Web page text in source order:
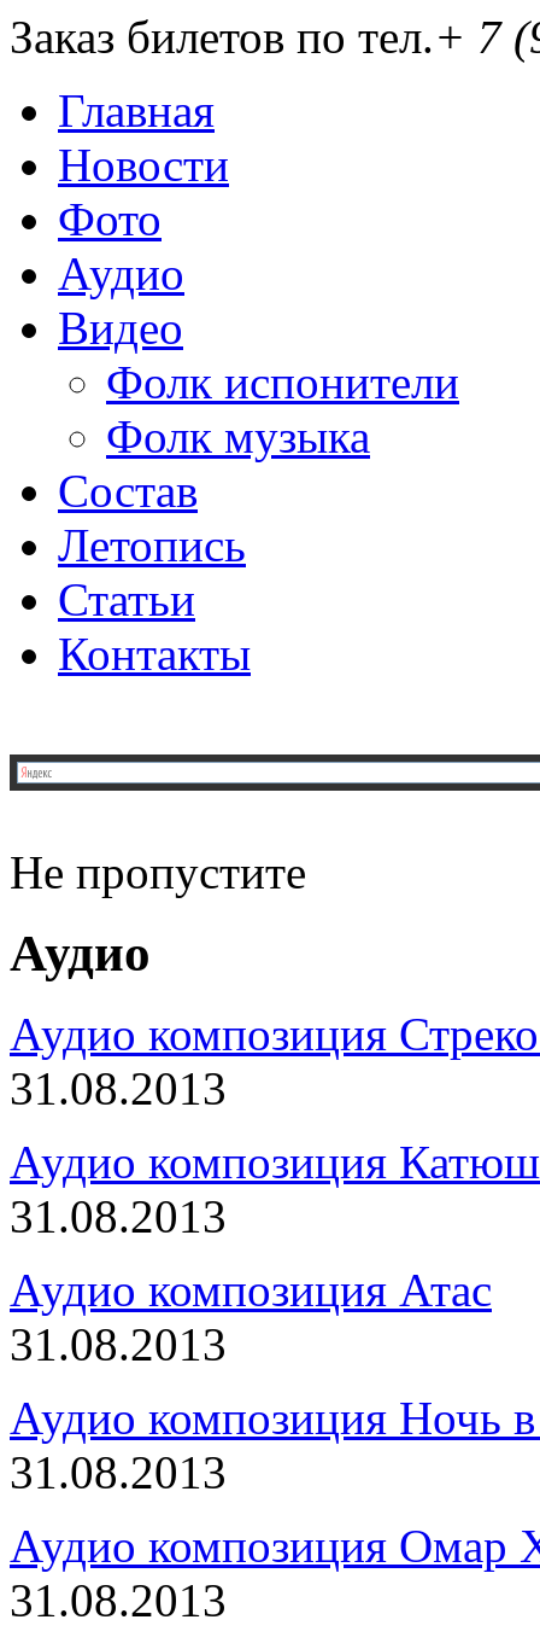
Заказ билетов по тел.+ 7
Главная
Новости
Фото
Аудио
Видео
Фолк испонители
Фолк музыка
Состав
Летопись
Статьи
Контакты
Не пропустите
Аудио
Аудио композиция
31.08.2013
Аудио композиция
31.08.2013
Аудио композиция Атас
31.08.2013
Аудио композиция Ночь в
31.08.2013
Аудио композиция Омар
31.08.2013